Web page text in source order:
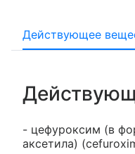
Действующее
- цефуроксим (в
аксетила)